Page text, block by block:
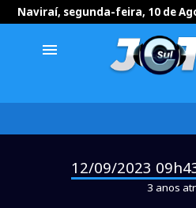
Naviraí, segunda-feira, 10 de
menu
12/09/2023
3 anos